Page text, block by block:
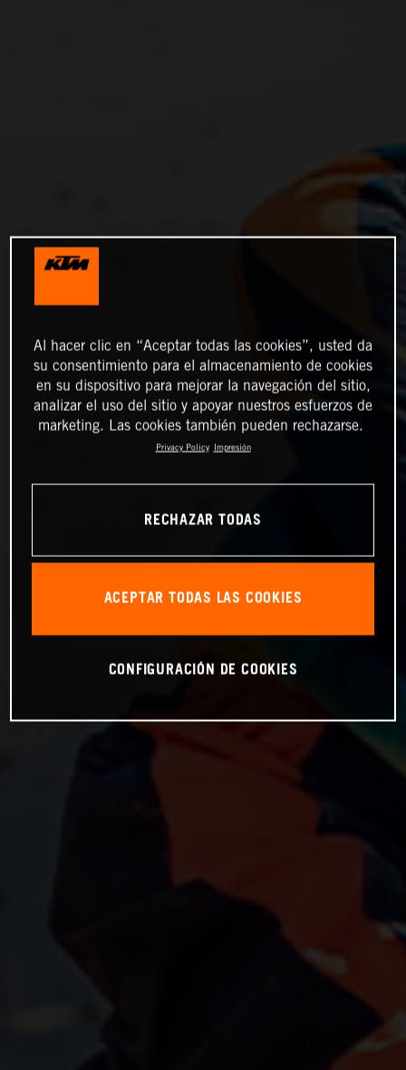
Al hacer clic en “Aceptar todas las cookies”, usted da
su consentimiento para el almacenamiento de cookies
en su dispositivo para mejorar la navegación del sitio,
analizar el uso del sitio y apoyar nuestros esfuerzos de
marketing. Las cookies también pueden rechazarse.
Privacy Policy Impresión
RECHAZAR TODAS
ACEPTAR TODAS LAS COOKIES
CONFIGURACIÓN DE COOKIES